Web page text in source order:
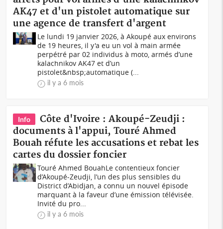
AK47 et d'un pistolet automatique sur
une agence de transfert d'argent
Le lundi 19 janvier 2026, à Akoupé aux environs
de 19 heures, il y'a eu un vol à main armée
perpétré par 02 individus à moto, armés d’une
kalachnikov AK47 et d’un
pistolet&nbsp;automatique (...
il y a 6 mois
Info
Côte d'Ivoire : Akoupé-Zeudji :
documents à l'appui, Touré Ahmed
Bouah réfute les accusations et rebat les
cartes du dossier foncier
Touré Ahmed BouahLe contentieux foncier
d’Akoupé-Zeudji, l’un des plus sensibles du
District d’Abidjan, a connu un nouvel épisode
marquant à la faveur d’une émission télévisée.
Invité du pro...
il y a 6 mois